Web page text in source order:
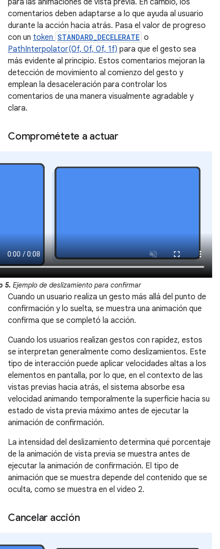
para las animaciones de vista previa. En cambio, los
comentarios deben adaptarse a lo que ayuda al usuario
durante la acción hacia atrás. Pasa el valor de progreso
con un token STANDARD_DECELERATE o
PathInterpolator(0f, 0f, 0f, 1f) para que el gesto sea
más evidente al principio. Estos comentarios mejoran la
detección de movimiento al comienzo del gesto y
emplean la desaceleración para controlar los
comentarios de una manera visualmente agradable y
clara.
Comprométete a actuar
5. Ejemplo de deslizamiento para confirmar
Cuando un usuario realiza un gesto más allá del punto de
confirmación y lo suelta, se muestra una animación que
confirma que se completó la acción.
Cuando los usuarios realizan gestos con rapidez, estos
se interpretan generalmente como deslizamientos. Este
tipo de interacción puede aplicar velocidades altas a los
elementos en pantalla, por lo que, en el contexto de las
vistas previas hacia atrás, el sistema absorbe esa
velocidad animando temporalmente la superficie hacia su
estado de vista previa máximo antes de ejecutar la
animación de confirmación.
La intensidad del deslizamiento determina qué porcentaje
de la animación de vista previa se muestra antes de
ejecutar la animación de confirmación. El tipo de
animación que se muestra depende del contenido que se
oculta, como se muestra en el video 2.
Cancelar acción